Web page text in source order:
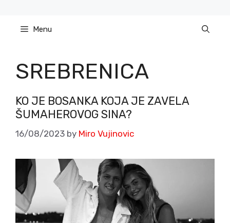
content Menu
SREBRENICA
KO JE BOSANKA KOJA JE ZAVELA
ŠUMAHEROVOG SINA?
16/08/2023 by Miro Vujinovic